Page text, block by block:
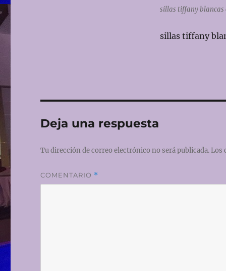
sillas tiffany blancas
sillas tiffany
Deja una respuesta
Tu dirección de correo electrónico no será publicada.Los
COMENTARIO *